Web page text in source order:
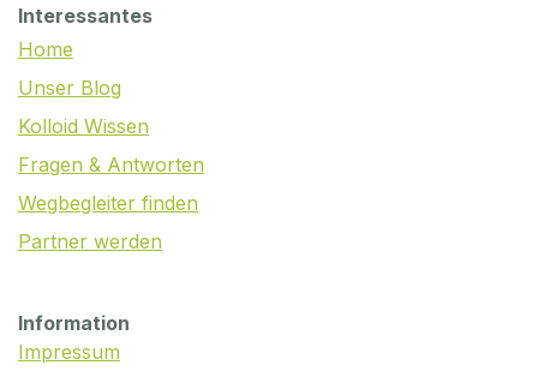
Interessantes
Home
Unser Blog
Kolloid Wissen
Fragen & Antworten
Wegbegleiter finden
Partner werden
Information
Impressum